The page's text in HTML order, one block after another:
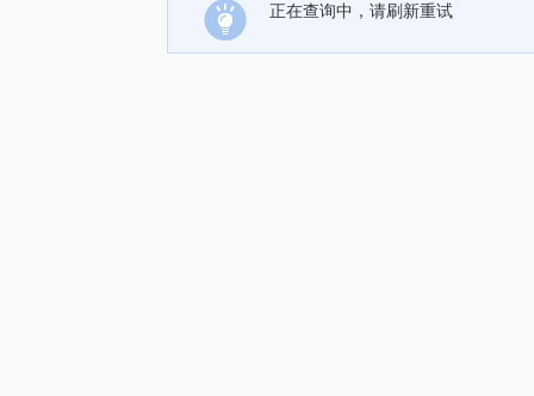
正在查询中，请刷新重试